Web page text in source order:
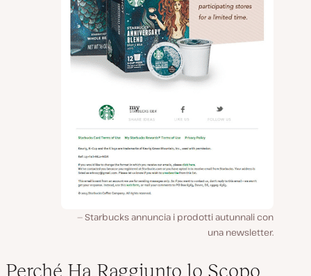
Starbucks annuncia i prodotti autunnali con
una newsletter.
Perché Ha Raggiunto lo Scopo